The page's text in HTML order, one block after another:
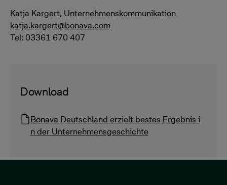
Katja Kargert, Unternehmenskommunikation
katja.kargert@bonava.com
Tel: 03361 670 407
Download
Bonava Deutschland erzielt bestes Ergebnis i
n der Unternehmensgeschichte